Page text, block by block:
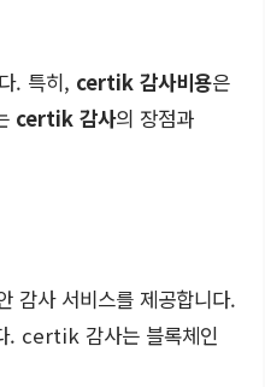
. 특히, certik 감사비용은
certik 감사의 장점과
감사 서비스를 제공합니다.
. certik 감사는 블록체인